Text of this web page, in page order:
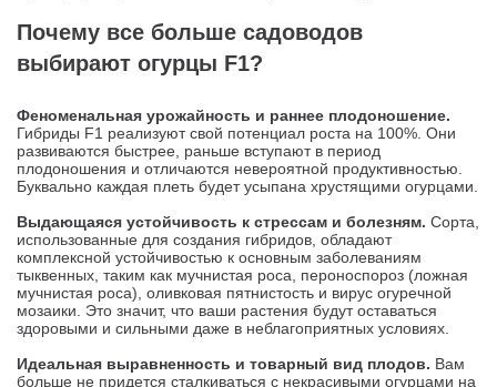
Почему все больше садоводов
выбирают огурцы F1?
Феноменальная урожайность и раннее плодоношение.
Гибриды F1 реализуют свой потенциал роста на 100%. Они
развиваются быстрее, раньше вступают в период
плодоношения и отличаются невероятной продуктивностью.
Буквально каждая плеть будет усыпана хрустящими огурцами.
Выдающаяся устойчивость к стрессам и болезням. Сорта,
использованные для создания гибридов, обладают
комплексной устойчивостью к основным заболеваниям
тыквенных, таким как мучнистая роса, пероноспороз (ложная
мучнистая роса), оливковая пятнистость и вирус огуречной
мозаики. Это значит, что ваши растения будут оставаться
здоровыми и сильными даже в неблагоприятных условиях.
Идеальная выравненность и товарный вид плодов. Вам
больше не придется сталкиваться с некрасивыми огурцами на